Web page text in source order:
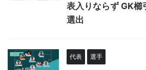
表入りならず GK櫛
選出
代表 選手